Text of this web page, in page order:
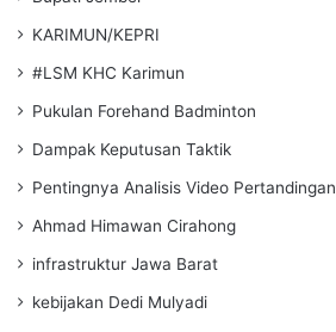
KARIMUN/KEPRI
#LSM KHC Karimun
Pukulan Forehand Badminton
Dampak Keputusan Taktik
Pentingnya Analisis Video Pertandingan
Ahmad Himawan Cirahong
infrastruktur Jawa Barat
kebijakan Dedi Mulyadi